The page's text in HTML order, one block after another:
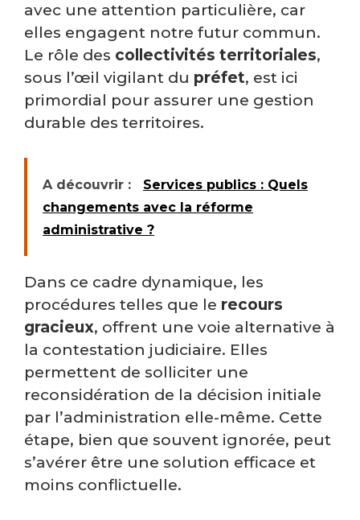
avec une attention particulière, car
elles engagent notre futur commun.
Le rôle des collectivités territoriales,
sous l’œil vigilant du préfet, est ici
primordial pour assurer une gestion
durable des territoires.
A découvrir :
Services publics : Quels
changements avec la réforme
administrative ?
Dans ce cadre dynamique, les
procédures telles que le recours
gracieux, offrent une voie alternative à
la contestation judiciaire. Elles
permettent de solliciter une
reconsidération de la décision initiale
par l’administration elle-même. Cette
étape, bien que souvent ignorée, peut
s’avérer être une solution efficace et
moins conflictuelle.